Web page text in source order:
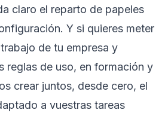
claro el reparto de papeles
Y si quieres meter
de tu empresa y
reglas de uso, en formación y
crear juntos, desde cero, el
a vuestras tareas